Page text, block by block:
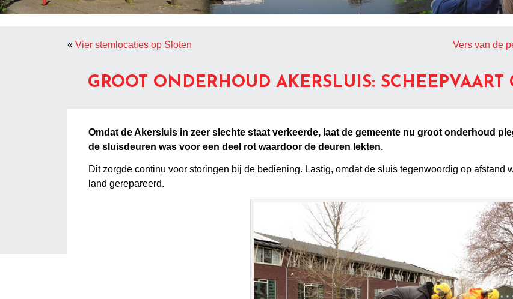
« Vier stemlocaties op Sloten Vers van de
GROOT ONDERHOUD AKERSLUIS: SCHEEPVAART
Omdat de Akersluis in zeer slechte staat verkeerde, laat de gemeente nu groot onderhoud
de sluisdeuren was voor een deel rot waardoor de deuren lekten.
Dit zorgde continu voor storingen bij de bediening. Lastig, omdat de sluis tegenwoordig op afstand
land gerepareerd.